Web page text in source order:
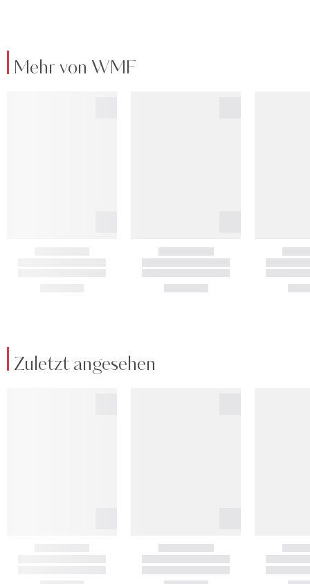
Mehr von WMF
Zuletzt angesehen